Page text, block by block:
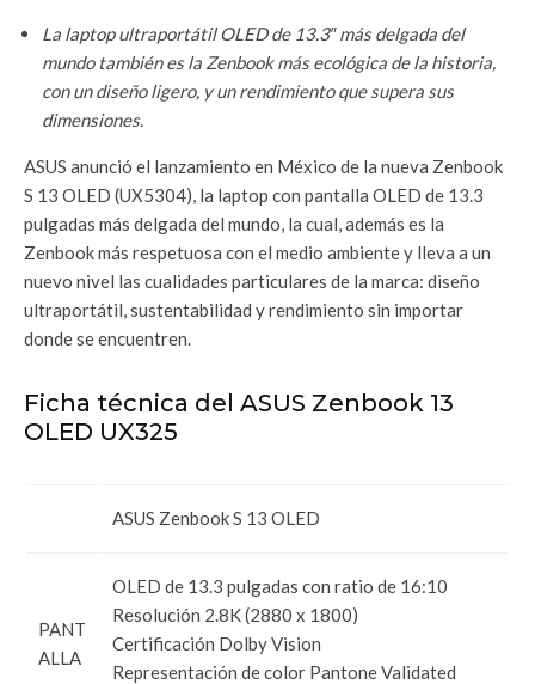
La laptop ultraportátil OLED de 13.3″ más delgada del
mundo también es la Zenbook más ecológica de la historia,
con un diseño ligero, y un rendimiento que supera sus
dimensiones.
ASUS anunció el lanzamiento en México de la nueva Zenbook
S 13 OLED (UX5304), la laptop con pantalla OLED de 13.3
pulgadas más delgada del mundo, la cual, además es la
Zenbook más respetuosa con el medio ambiente y lleva a un
nuevo nivel las cualidades particulares de la marca: diseño
ultraportátil, sustentabilidad y rendimiento sin importar
donde se encuentren.
Ficha técnica del ASUS Zenbook 13
OLED UX325
ASUS Zenbook S 13 OLED
PANT
ALLA
OLED de 13.3 pulgadas con ratio de 16:10
Resolución 2.8K (2880 x 1800)
Certificación Dolby Vision
Representación de color Pantone Validated